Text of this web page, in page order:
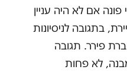
אם לא היה עניין
בתגובה לניסיונות
פירר. תגובה
לא פחות